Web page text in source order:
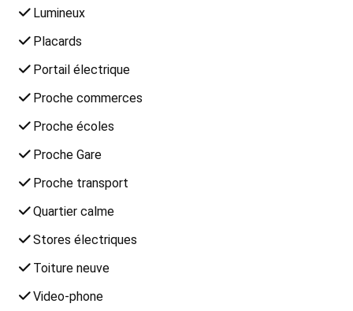
Lumineux
Placards
Portail électrique
Proche commerces
Proche écoles
Proche Gare
Proche transport
Quartier calme
Stores électriques
Toiture neuve
Video-phone